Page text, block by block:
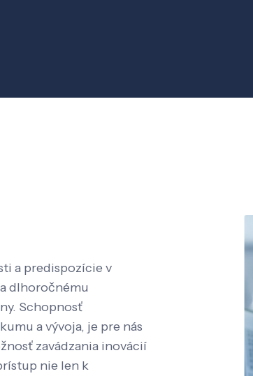
a predispozície v
dlhoročnému
Schopnosť
a vývoja, je pre nás
zavádzania inovácií
nie len k